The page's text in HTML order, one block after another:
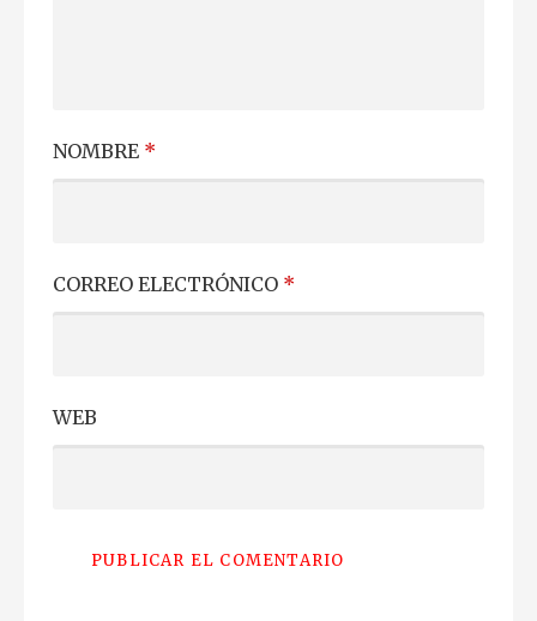
NOMBRE *
CORREO ELECTRÓNICO *
WEB